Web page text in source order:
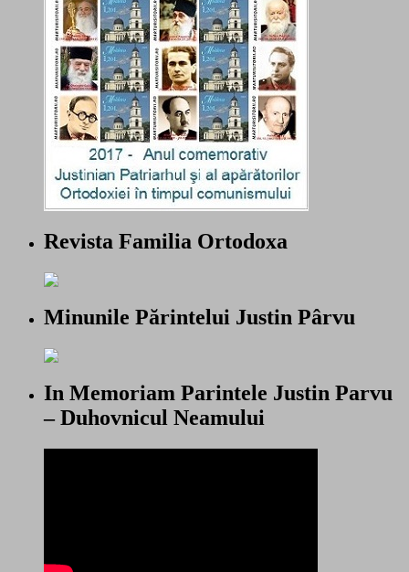
Revista Familia Ortodoxa
Minunile Părintelui Justin Pârvu
In Memoriam Parintele Justin Parvu
– Duhovnicul Neamului